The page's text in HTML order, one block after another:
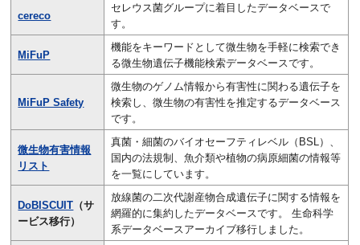
cereco
セレウス菌グループに着目したデータベースで
す。
MiFuP
機能をキーワードとして微生物を手軽に検索でき
る微生物遺伝子機能検索データベースです。
MiFuP Safety
微生物のゲノム情報から有害性に関わる遺伝子を
検索し、微生物の有害性を推定するデータベース
です。
微生物有害情報
リスト
真菌・細菌のバイオセーフティレベル（BSL）、
国内の法規制、魚介類や植物の病原細菌の情報等
を一覧にしています。
DoBISCUIT （サ
ービス移行）
放線菌の二次代謝産物合成遺伝子に関する情報を
網羅的に集約したデータベースです。 生命科学
系データベースアーカイブ移行しました。